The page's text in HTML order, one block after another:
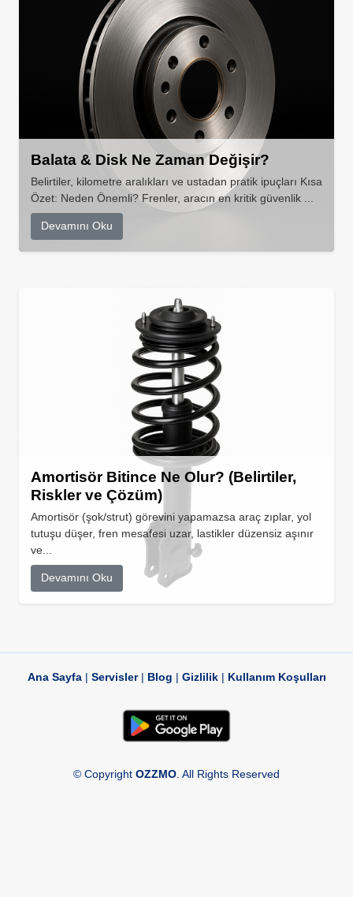
Balata & Disk Ne Zaman Değişir?
Belirtiler, kilometre aralıkları ve ustadan pratik ipuçları Kısa
Özet: Neden Önemli? Frenler, aracın en kritik güvenlik ...
Devamını Oku
Amortisör Bitince Ne Olur? (Belirtiler,
Riskler ve Çözüm)
Amortisör (şok/strut) görevini yapamazsa araç zıplar, yol
tutuşu düşer, fren mesafesi uzar, lastikler düzensiz aşınır
ve...
Devamını Oku
Ana Sayfa| Servisler| Blog | Gizlilik| Kullanım Koşulları
© Copyright OZZMO . All Rights Reserved